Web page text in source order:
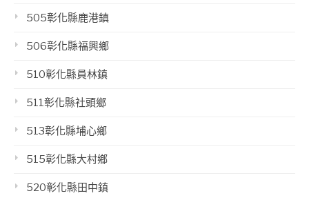
505彰化縣鹿港鎮
506彰化縣福興鄉
510彰化縣員林鎮
511彰化縣社頭鄉
513彰化縣埔心鄉
515彰化縣大村鄉
520彰化縣田中鎮